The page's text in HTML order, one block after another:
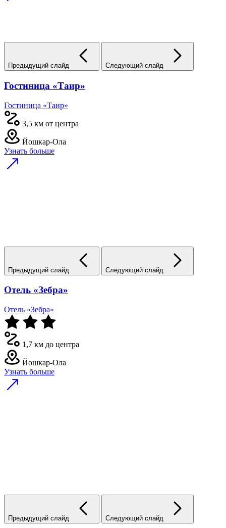
Предыдущий слайд Следующий слайд
Гостиница «Таир»
Гостиница «Таир»
3,5 км от центра
Йошкар-Ола
Узнать больше
Предыдущий слайд Следующий слайд
Отель «Зебра»
Отель «Зебра»
1,7 км до центра
Йошкар-Ола
Узнать больше
Предыдущий слайд Следующий слайд